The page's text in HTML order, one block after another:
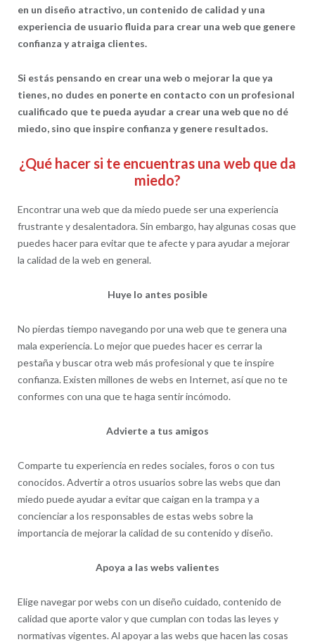
en un diseño atractivo, un contenido de calidad y una
experiencia de usuario fluida para crear una web que genere
confianza y atraiga clientes.
Si estás pensando en crear una web o mejorar la que ya
tienes, no dudes en ponerte en contacto con un profesional
cualificado que te pueda ayudar a crear una web que no dé
miedo, sino que inspire confianza y genere resultados.
¿Qué hacer si te encuentras una web que da
miedo?
Encontrar una web que da miedo puede ser una experiencia
frustrante y desalentadora. Sin embargo, hay algunas cosas que
puedes hacer para evitar que te afecte y para ayudar a mejorar
la calidad de la web en general.
Huye lo antes posible
No pierdas tiempo navegando por una web que te genera una
mala experiencia. Lo mejor que puedes hacer es cerrar la
pestaña y buscar otra web más profesional y que te inspire
confianza. Existen millones de webs en Internet, así que no te
conformes con una que te haga sentir incómodo.
Advierte a tus amigos
Comparte tu experiencia en redes sociales, foros o con tus
conocidos. Advertir a otros usuarios sobre las webs que dan
miedo puede ayudar a evitar que caigan en la trampa y a
concienciar a los responsables de estas webs sobre la
importancia de mejorar la calidad de su contenido y diseño.
Apoya a las webs valientes
Elige navegar por webs con un diseño cuidado, contenido de
calidad que aporte valor y que cumplan con todas las leyes y
normativas vigentes. Al apoyar a las webs que hacen las cosas